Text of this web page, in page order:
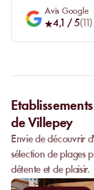
Avis Google
4,1 / 5( 11)
de Villepey
Envie de découvrir
sélection de plages
détente et de plaisir.